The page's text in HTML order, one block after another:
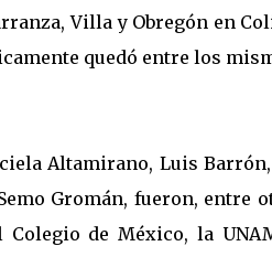
Villa y Obregón en
quedó entre los
Altamirano, Luis
Gromán, fueron, entre
de México, la